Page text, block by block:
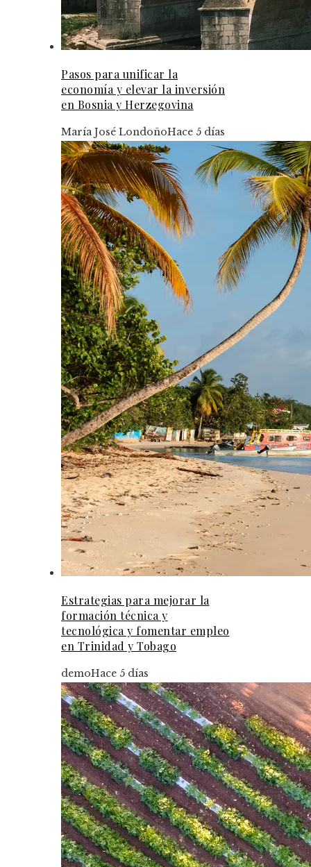
Pasos para unificar la
economía y elevar la inversión
en Bosnia y Herzegovina
María José LondoñoHace 5 días
Estrategias para mejorar la
formación técnica y
tecnológica y fomentar empleo
en Trinidad y Tobago
demoHace 5 días